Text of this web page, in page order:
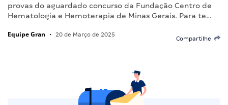
provas do aguardado concurso da Fundação Centro de
Hematologia e Hemoterapia de Minas Gerais. Para te…
Equipe Gran • 20 de Março de 2025
Compartilhe